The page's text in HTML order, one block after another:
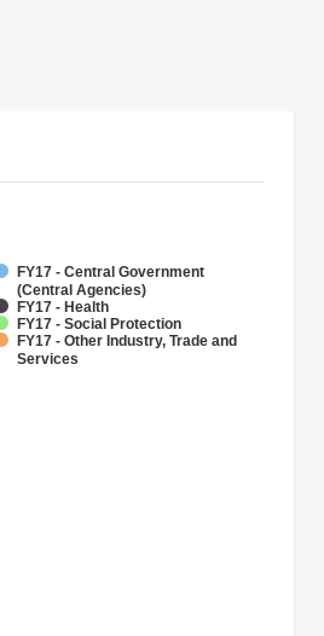
FY17 - Central Government
(Central Agencies)
FY17 - Health
FY17 - Social Protection
FY17 - Other Industry, Trade and
Services